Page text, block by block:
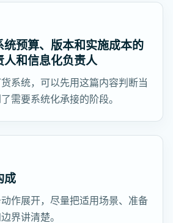
统预算、版本和实施成本的
和信息化负责人
系统，可以先用这篇内容判断当
需要系统化承接的阶段。
成
作展开，尽量把适用场景、准备
界讲清楚。